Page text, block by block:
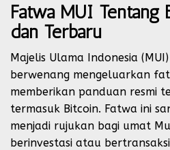
Fatwa MUI Tentang
dan Terbaru
Majelis Ulama Indonesia
berwenang mengeluarkan
memberikan panduan resmi
termasuk Bitcoin. Fatwa ini
menjadi rujukan bagi umat
berinvestasi atau